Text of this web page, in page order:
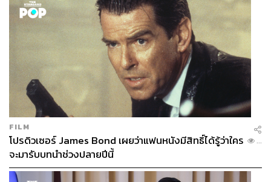
FILM
โปรดิวเซอร์ James Bond เผยว่าแฟนหนังมีสิทธิ์ได้รู้ว่าใคร
จะมารับบทนำช่วงปลายปีนี้
...